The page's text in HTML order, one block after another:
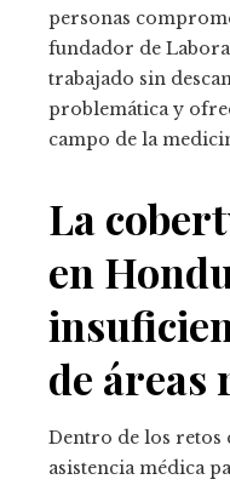
personas
fundador de
trabajado sin
problemática y
campo de la
La
en
de áreas
Dentro de los retos
asistencia médica